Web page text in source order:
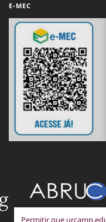
Permitir que
E-MEC